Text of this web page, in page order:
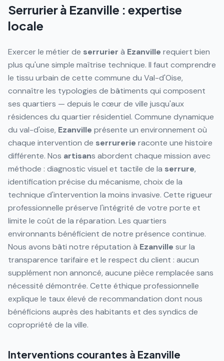
Serrurier à Ezanville : expertise
locale
Exercer le métier de serrurier à Ezanville requiert bien
plus qu'une simple maîtrise technique. Il faut comprendre
le tissu urbain de cette commune du Val-d'Oise,
connaître les typologies de bâtiments qui composent
ses quartiers — depuis le cœur de ville jusqu'aux
résidences du quartier résidentiel. Commune dynamique
du val-d'oise, Ezanville présente un environnement où
chaque intervention de serrurerie raconte une histoire
différente. Nos artisans abordent chaque mission avec
méthode : diagnostic visuel et tactile de la serrure,
identification précise du mécanisme, choix de la
technique d'intervention la moins invasive. Cette rigueur
professionnelle préserve l'intégrité de votre porte et
limite le coût de la réparation. Les quartiers
environnants bénéficient de notre présence continue.
Nous avons bâti notre réputation à Ezanville sur la
transparence tarifaire et le respect du client : aucun
supplément non annoncé, aucune pièce remplacée sans
nécessité démontrée. Cette éthique professionnelle
explique le taux élevé de recommandation dont nous
bénéficions auprès des habitants et des syndics de
copropriété de la ville.
Interventions courantes à Ezanville